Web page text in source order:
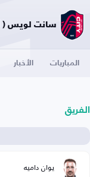
سانت لويس ( أمريكا )
المباريات الأخبار
الفريق
يوان داميه